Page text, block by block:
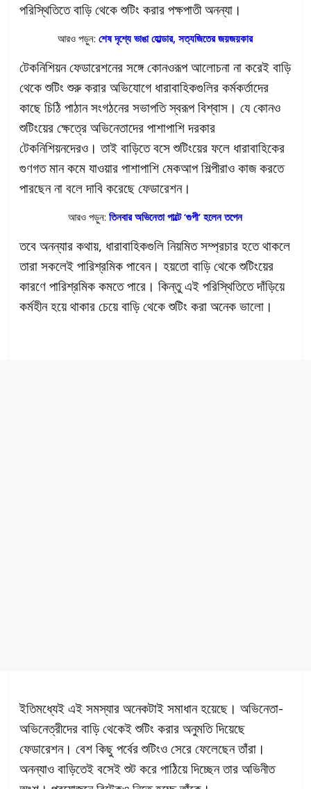
পরিস্থিতিতে বাড়ি থেকে শুটিং করার পক্ষপাতী অনন্যা।
আরও পড়ুন:শেষ দৃশ্যে ভাঙা হোল্ডার, সত্যজিতের জয়জয়কার
টেকনিশিয়ন ফেডারেশনের সঙ্গে কোনওরূপ আলোচনা না করেই বাড়ি
থেকে শুটিং শুরু করার অভিযোগে ধারাবাহিকগুলির কর্মকর্তাদের
কাছে চিঠি পাঠান সংগঠনের সভাপতি স্বরূপ বিশ্বাস। যে কোনও
শুটিংয়ের ক্ষেত্রে অভিনেতাদের পাশাপাশি দরকার
টেকনিশিয়নদেরও। তাই বাড়িতে বসে শুটিংয়ের ফলে ধারাবাহিকের
গুণগত মান কমে যাওয়ার পাশাপাশি মেকআপ শিল্পীরাও কাজ করতে
পারছেন না বলে দাবি করেছে ফেডারেশন।
আরও পড়ুন:তিনবার অভিনেতা পাল্টে ‘গুপী’ হলেন তপেন
তবে অনন্যার কথায়, ধারাবাহিকগুলি নিয়মিত সম্প্রচার হতে থাকলে
তারা সকলেই পারিশ্রমিক পাবেন। হয়তো বাড়ি থেকে শুটিংয়ের
কারণে পারিশ্রমিক কমতে পারে। কিন্তু এই পরিস্থিতিতে দাঁড়িয়ে
কর্মহীন হয়ে থাকার চেয়ে বাড়ি থেকে শুটিং করা অনেক ভালো।
ইতিমধ্যেই এই সমস্যার অনেকটাই সমাধান হয়েছে। অভিনেতা-
অভিনেত্রীদের বাড়ি থেকেই শুটিং করার অনুমতি দিয়েছে
ফেডারেশন। বেশ কিছু পর্বের শুটিংও সেরে ফেলেছেন তাঁরা।
অনন্যাও বাড়িতেই বসেই শুট করে পাঠিয়ে দিচ্ছেন তার অভিনীত